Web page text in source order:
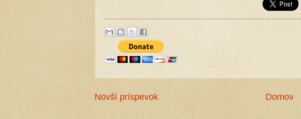
Novší príspevok Domov